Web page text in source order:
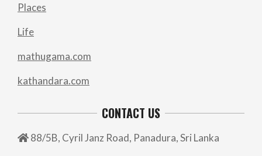
Places
Life
mathugama.com
kathandara.com
CONTACT US
88/5B, Cyril Janz Road, Panadura, Sri Lanka